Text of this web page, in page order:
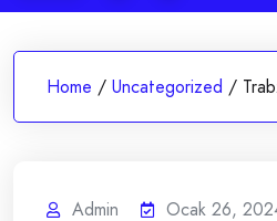
Home / Uncategorized /
Admin
Ocak 26,